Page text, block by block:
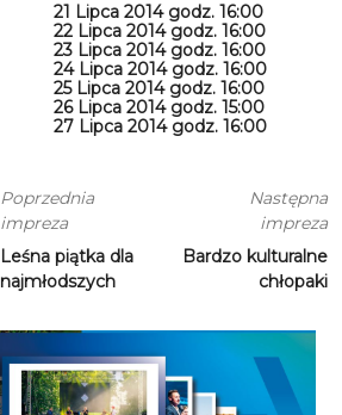
21 Lipca 2014 godz. 16:00
22 Lipca 2014 godz. 16:00
23 Lipca 2014 godz. 16:00
24 Lipca 2014 godz. 16:00
25 Lipca 2014 godz. 16:00
26 Lipca 2014 godz. 15:00
27 Lipca 2014 godz. 16:00
Poprzednia
impreza
Leśna piątka dla
najmłodszych
Następna
impreza
Bardzo kulturalne
chłopaki